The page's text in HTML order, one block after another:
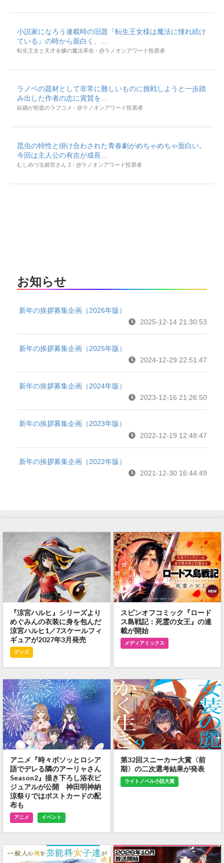
小説家になろう連載時の旧題『転生王女様は魔法に憧れ続け
ている』の時から面白く、...
転生王女と天才令嬢の魔法革命 - @ラノオンアワード投票者
ラノベの題材として非常に難しいものに挑戦しようと一歩踏
み出した作者の志に賞賛を...
結婚が前提のラブコメ - @ラノオンアワード投票者
昆虫の特性と掛け合わされた青春劇がめちゃめちゃ面白い。
今回は主人公の有吉が成長...
むしめづる姫宮さん 2 - @ラノオンアワード投票者
お知らせ
新年の挨拶募集企画（2026年版）
2025-12-14 21:30:53
新年の挨拶募集企画（2025年版）
2024-12-29 22:51:47
新年の挨拶募集企画（2024年版）
2023-12-16 21:26:50
新年の挨拶募集企画（2023年版）
2022-12-19 12:48:47
新年の挨拶募集企画（2022年版）
2021-12-30 16:44:49
『涼宮ハルヒ』シリーズより
めぐみんの衣装に身を包んだ
涼宮ハルヒ1／7スケールフィ
ギュアが2027年3月発売
グッズ
スピンオフコミック『ロード
ス島戦記：死霊の女王』の連
載が開始
メディアミックス
アニメ『時々ボソッとロシア
語でデレる隣のアーリャさん
Season2』描き下ろし浴衣ビ
ジュアルが公開 神田明神納
涼祭りではポストカードの配
布も
アニメ イベント
第32回スニーカー大賞〈前
期〉の二次選考結果が発表
ライトノベル小説大賞